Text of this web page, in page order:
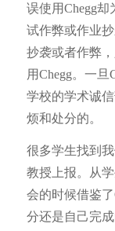
误使用Chegg
试作弊或作业
抄袭或者作弊
用Chegg。一
学校的学术诚
烦和处分的。
很多学生找到
教授上报。从
会的时候借鉴
分还是自己完